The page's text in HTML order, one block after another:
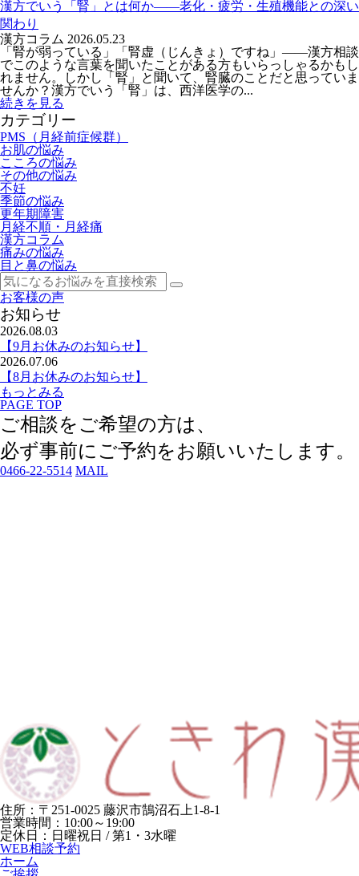
漢方でいう「腎」とは何か――老化・疲労・生殖機能との深い
関わり
漢方コラム 2026.05.23
「腎が弱っている」「腎虚（じんきょ）ですね」——漢方相談
でこのような言葉を聞いたことがある方もいらっしゃるかもし
れません。しかし「腎」と聞いて、腎臓のことだと思っていま
せんか？漢方でいう「腎」は、西洋医学の...
続きを見る
カテゴリー
PMS（月経前症候群）
お肌の悩み
こころの悩み
その他の悩み
不妊
季節の悩み
更年期障害
月経不順・月経痛
漢方コラム
痛みの悩み
目と鼻の悩み
お客様の声
お知らせ
2026.08.03
【9月お休みのお知らせ】
2026.07.06
【8月お休みのお知らせ】
もっとみる
PAGE TOP
ご相談をご希望の方は、
必ず事前にご予約をお願いいたします。
0466-22-5514 MAIL
住所：〒251-0025 藤沢市鵠沼石上1-8-1
営業時間：10:00～19:00
定休日：日曜祝日 / 第1・3水曜
WEB相談予約
ホーム